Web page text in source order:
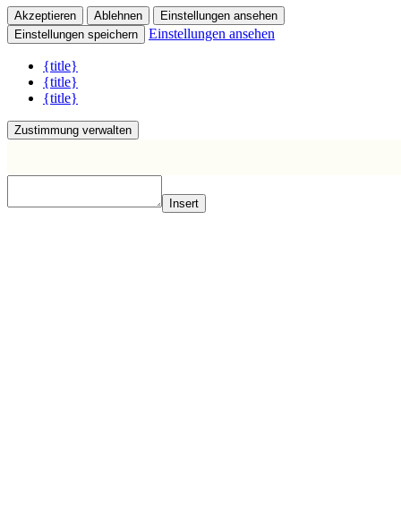
Akzeptieren Ablehnen
Einstellungen ansehen
Einstellungen speichern
Einstellungen ansehen
{title}
{title}
{title}
Zustimmung verwalten
Insert